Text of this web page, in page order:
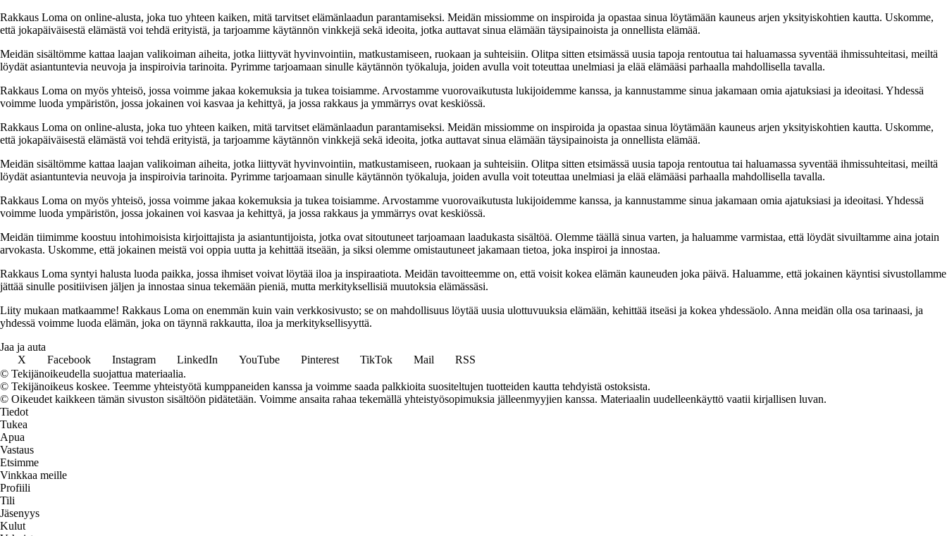
Rakkaus Loma on online-alusta, joka tuo yhteen kaiken, mitä tarvitset elämänlaadun parantamiseksi. Meidän missiomme on inspiroida ja opastaa sinua löytämään kauneus arjen yksityiskohtien kautta. Uskomme,
että jokapäiväisestä elämästä voi tehdä erityistä, ja tarjoamme käytännön vinkkejä sekä ideoita, jotka auttavat sinua elämään täysipainoista ja onnellista elämää.
Meidän sisältömme kattaa laajan valikoiman aiheita, jotka liittyvät hyvinvointiin, matkustamiseen, ruokaan ja suhteisiin. Olitpa sitten etsimässä uusia tapoja rentoutua tai haluamassa syventää ihmissuhteitasi, meiltä
löydät asiantuntevia neuvoja ja inspiroivia tarinoita. Pyrimme tarjoamaan sinulle käytännön työkaluja, joiden avulla voit toteuttaa unelmiasi ja elää elämääsi parhaalla mahdollisella tavalla.
Rakkaus Loma on myös yhteisö, jossa voimme jakaa kokemuksia ja tukea toisiamme. Arvostamme vuorovaikutusta lukijoidemme kanssa, ja kannustamme sinua jakamaan omia ajatuksiasi ja ideoitasi. Yhdessä
voimme luoda ympäristön, jossa jokainen voi kasvaa ja kehittyä, ja jossa rakkaus ja ymmärrys ovat keskiössä.
Rakkaus Loma on online-alusta, joka tuo yhteen kaiken, mitä tarvitset elämänlaadun parantamiseksi. Meidän missiomme on inspiroida ja opastaa sinua löytämään kauneus arjen yksityiskohtien kautta. Uskomme,
että jokapäiväisestä elämästä voi tehdä erityistä, ja tarjoamme käytännön vinkkejä sekä ideoita, jotka auttavat sinua elämään täysipainoista ja onnellista elämää.
Meidän sisältömme kattaa laajan valikoiman aiheita, jotka liittyvät hyvinvointiin, matkustamiseen, ruokaan ja suhteisiin. Olitpa sitten etsimässä uusia tapoja rentoutua tai haluamassa syventää ihmissuhteitasi, meiltä
löydät asiantuntevia neuvoja ja inspiroivia tarinoita. Pyrimme tarjoamaan sinulle käytännön työkaluja, joiden avulla voit toteuttaa unelmiasi ja elää elämääsi parhaalla mahdollisella tavalla.
Rakkaus Loma on myös yhteisö, jossa voimme jakaa kokemuksia ja tukea toisiamme. Arvostamme vuorovaikutusta lukijoidemme kanssa, ja kannustamme sinua jakamaan omia ajatuksiasi ja ideoitasi. Yhdessä
voimme luoda ympäristön, jossa jokainen voi kasvaa ja kehittyä, ja jossa rakkaus ja ymmärrys ovat keskiössä.
Meidän tiimimme koostuu intohimoisista kirjoittajista ja asiantuntijoista, jotka ovat sitoutuneet tarjoamaan laadukasta sisältöä. Olemme täällä sinua varten, ja haluamme varmistaa, että löydät sivuiltamme aina jotain
arvokasta. Uskomme, että jokainen meistä voi oppia uutta ja kehittää itseään, ja siksi olemme omistautuneet jakamaan tietoa, joka inspiroi ja innostaa.
Rakkaus Loma syntyi halusta luoda paikka, jossa ihmiset voivat löytää iloa ja inspiraatiota. Meidän tavoitteemme on, että voisit kokea elämän kauneuden joka päivä. Haluamme, että jokainen käyntisi sivustollamme
jättää sinulle positiivisen jäljen ja innostaa sinua tekemään pieniä, mutta merkityksellisiä muutoksia elämässäsi.
Liity mukaan matkaamme! Rakkaus Loma on enemmän kuin vain verkkosivusto; se on mahdollisuus löytää uusia ulottuvuuksia elämään, kehittää itseäsi ja kokea yhdessäolo. Anna meidän olla osa tarinaasi, ja
yhdessä voimme luoda elämän, joka on täynnä rakkautta, iloa ja merkityksellisyyttä.
Jaa ja auta
X
Facebook Instagram LinkedIn YouTube Pinterest TikTok Mail
RSS
© Tekijänoikeudella suojattua materiaalia.
© Tekijänoikeus koskee. Teemme yhteistyötä kumppaneiden kanssa ja voimme saada palkkioita suositeltujen tuotteiden kautta tehdyistä ostoksista.
© Oikeudet kaikkeen tämän sivuston sisältöön pidätetään. Voimme ansaita rahaa tekemällä yhteistyösopimuksia jälleenmyyjien kanssa. Materiaalin uudelleenkäyttö vaatii kirjallisen luvan.
Tiedot
Tukea
Apua
Vastaus
Etsimme
Vinkkaa meille
Profiili
Tili
Jäsenyys
Kulut